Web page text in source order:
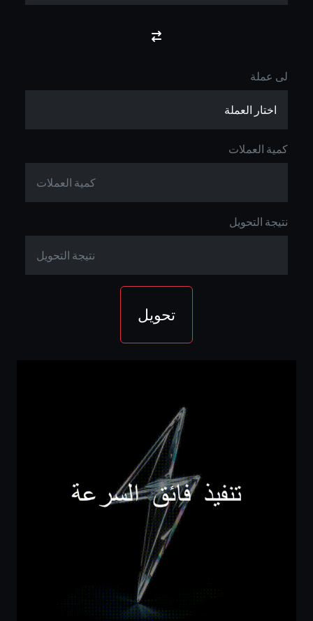
لى عملة
كمية العملات
نتيجة التحويل
تحويل